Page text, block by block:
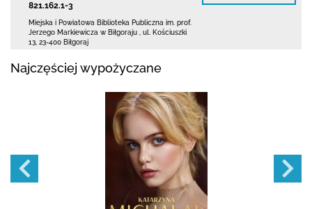
821.162.1-3
Miejska i Powiatowa Biblioteka Publiczna im. prof.
Jerzego Markiewicza w Biłgoraju
ul. Kościuszki
13 23-400 Biłgoraj
Najczęściej wypożyczane